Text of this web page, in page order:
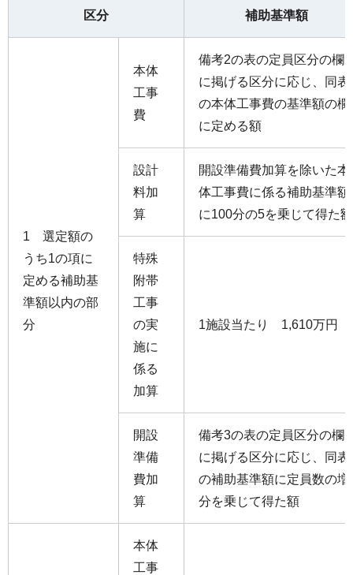
区分 補助基準額
1 選定額の
うち1の項に
定める補助基
準額以内の部
分
本体
工事
費
備考2の表の定員区分の欄
に掲げる区分に応じ、同表
の本体工事費の基準額の欄
に定める額
設計
料加
算
開設準備費加算を除いた本
体工事費に係る補助基準額
に100分の5を乗じて得た額
特殊
附帯
工事
の実
施に
係る
加算
1施設当たり 1,610万円
開設
準備
費加
算
備考3の表の定員区分の欄
に掲げる区分に応じ、同表
の補助基準額に定員数の増
分を乗じて得た額
本体
工事